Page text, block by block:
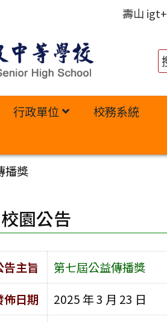
壽山 igt+
行政單位 校務系統
播獎
校園公告
告主旨
第七屆公益傳播獎
佈日期
2025 年 3 月 23 日